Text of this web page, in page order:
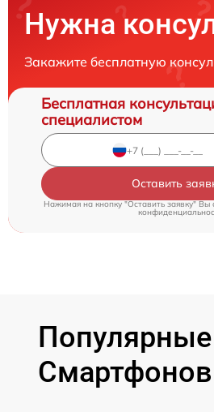
Нужна
Закажите бесплатную
Бесплатная
специалистом
Оставить
Нажимая на кнопку "Оставить заявку" Вы